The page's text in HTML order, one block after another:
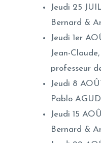
Jeudi 25
Bernard &
Jeudi 1er
Jean-
professeur
Jeudi 8
Pablo
Jeudi 15
Bernard &